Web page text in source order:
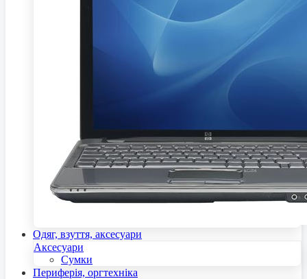
Одяг, взуття, аксесуари
Аксесуари
Сумки
Периферія, оргтехніка